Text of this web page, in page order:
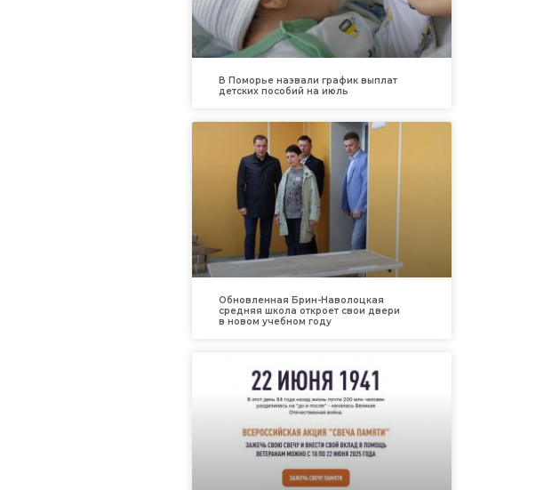
В Поморье назвали график выплат
детских пособий на июль
Обновленная Брин-Наволоцкая
средняя школа откроет свои двери
в новом учебном году